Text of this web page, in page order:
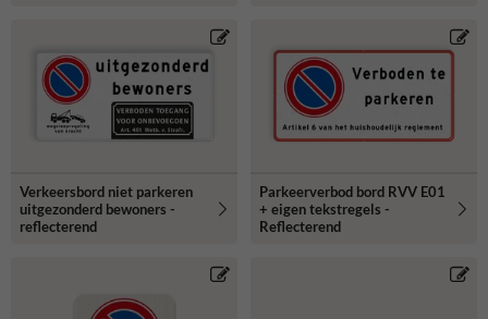
Verkeersbord niet parkeren
uitgezonderd bewoners -
reflecterend
Parkeerverbod bord RVV E01
+ eigen tekstregels -
Reflecterend